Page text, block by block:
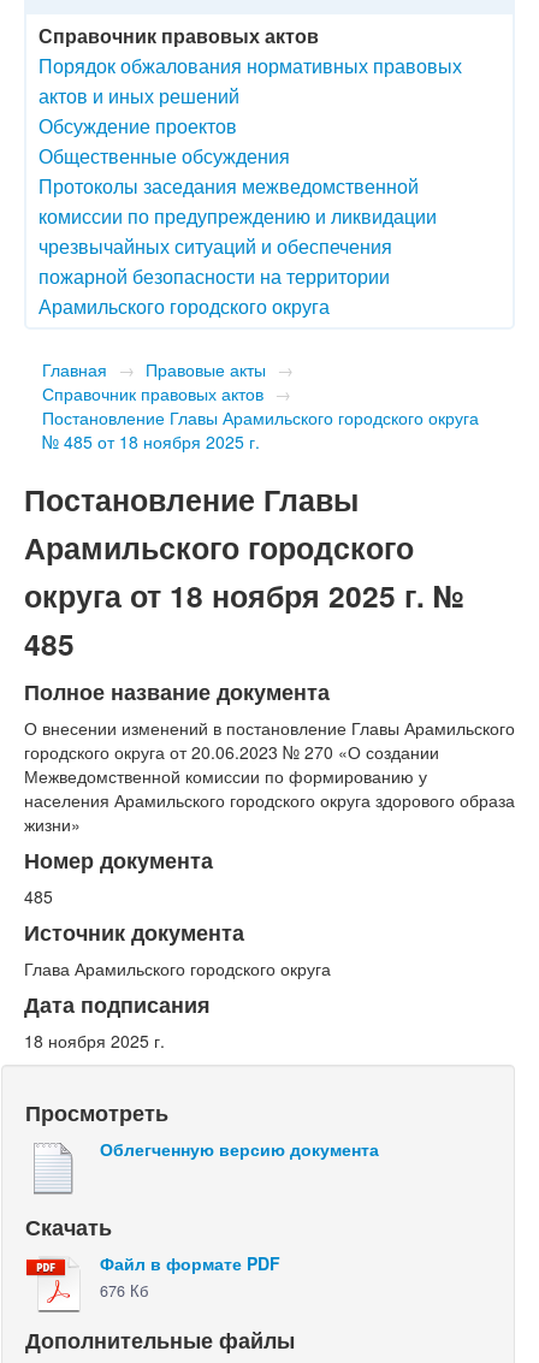
Справочник правовых актов
Порядок обжалования нормативных правовых
актов и иных решений
Обсуждение проектов
Общественные обсуждения
Протоколы заседания межведомственной
комиссии по предупреждению и ликвидации
чрезвычайных ситуаций и обеспечения
пожарной безопасности на территории
Арамильского городского округа
Главная → Правовые акты →
Справочник правовых актов →
Постановление Главы Арамильского городского округа
№ 485 от 18 ноября 2025 г.
Постановление Главы
Арамильского городского
округа от 18 ноября 2025 г. №
485
Полное название документа
О внесении изменений в постановление Главы Арамильского
городского округа от 20.06.2023 № 270 «О создании
Межведомственной комиссии по формированию у
населения Арамильского городского округа здорового образа
жизни»
Номер документа
485
Источник документа
Глава Арамильского городского округа
Дата подписания
18 ноября 2025 г.
Просмотреть
Облегченную версию документа
Скачать
Файл в формате PDF
676 Кб
Дополнительные файлы